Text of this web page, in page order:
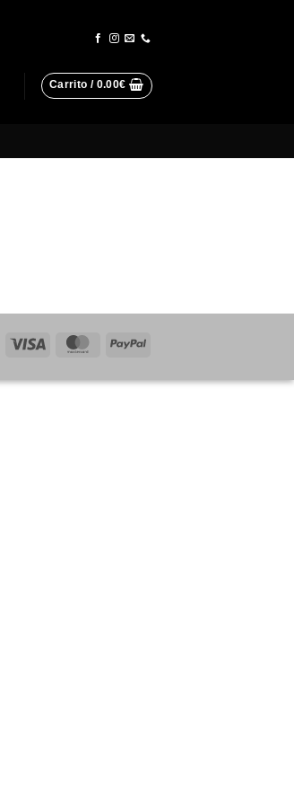
Carrito / 0.00€
Visa MasterCardPayPal